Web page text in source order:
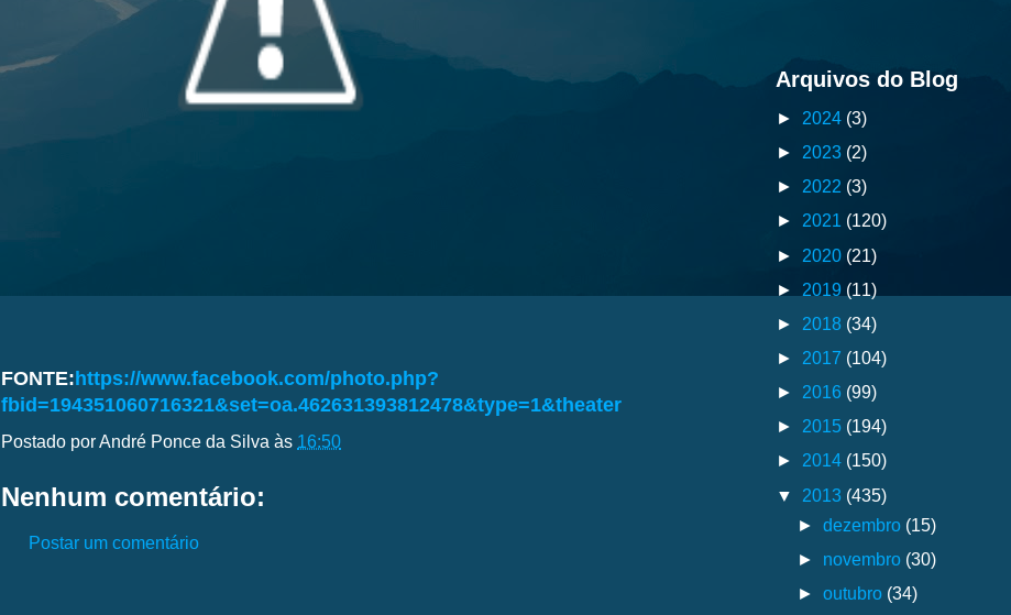
FONTE: https://www.facebook.com/photo.php?
fbid=194351060716321&set=oa.462631393812478&type=1&theater
Postado por André Ponce da Silva às 16:50
Nenhum comentário:
Postar um comentário
Arquivos do Blog
► 2024 (3)
► 2023 (2)
► 2022 (3)
► 2021 (120)
► 2020 (21)
► 2019 (11)
► 2018 (34)
► 2017 (104)
► 2016 (99)
► 2015 (194)
► 2014 (150)
▼ 2013 (435)
►dezembro (15)
► novembro (30)
►outubro (34)